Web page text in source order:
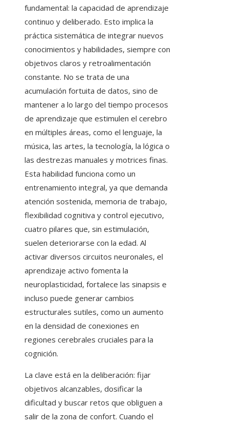
fundamental: la capacidad de aprendizaje
continuo y deliberado. Esto implica la
práctica sistemática de integrar nuevos
conocimientos y habilidades, siempre con
objetivos claros y retroalimentación
constante. No se trata de una
acumulación fortuita de datos, sino de
mantener a lo largo del tiempo procesos
de aprendizaje que estimulen el cerebro
en múltiples áreas, como el lenguaje, la
música, las artes, la tecnología, la lógica o
las destrezas manuales y motrices finas.
Esta habilidad funciona como un
entrenamiento integral, ya que demanda
atención sostenida, memoria de trabajo,
flexibilidad cognitiva y control ejecutivo,
cuatro pilares que, sin estimulación,
suelen deteriorarse con la edad. Al
activar diversos circuitos neuronales, el
aprendizaje activo fomenta la
neuroplasticidad, fortalece las sinapsis e
incluso puede generar cambios
estructurales sutiles, como un aumento
en la densidad de conexiones en
regiones cerebrales cruciales para la
cognición.
La clave está en la deliberación: fijar
objetivos alcanzables, dosificar la
dificultad y buscar retos que obliguen a
salir de la zona de confort. Cuando el